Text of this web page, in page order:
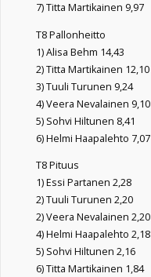
7) Titta Martikainen 9,97
T8 Pallonheitto
1) Alisa Behm 14,43
2) Titta Martikainen 12,10
3) Tuuli Turunen 9,24
4) Veera Nevalainen 9,10
5) Sohvi Hiltunen 8,41
6) Helmi Haapalehto 7,07
T8 Pituus
1) Essi Partanen 2,28
2) Tuuli Turunen 2,20
2) Veera Nevalainen 2,20
4) Helmi Haapalehto 2,18
5) Sohvi Hiltunen 2,16
6) Titta Martikainen 1,84